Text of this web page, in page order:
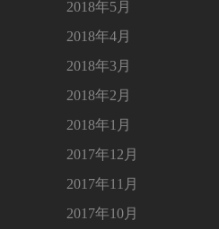
2018年5月
2018年4月
2018年3月
2018年2月
2018年1月
2017年12月
2017年11月
2017年10月